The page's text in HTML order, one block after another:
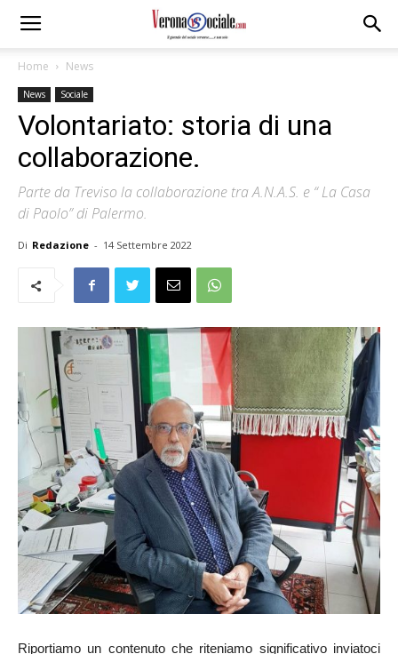
Home News
News Sociale
Volontariato: storia di una
collaborazione.
Parte da Treviso la collaborazione tra A.N.A.S. e “ La Casa
di Paolo” di Palermo.
Di Redazione - 14 Settembre 2022
Riportiamo un contenuto che riteniamo significativo inviatoci